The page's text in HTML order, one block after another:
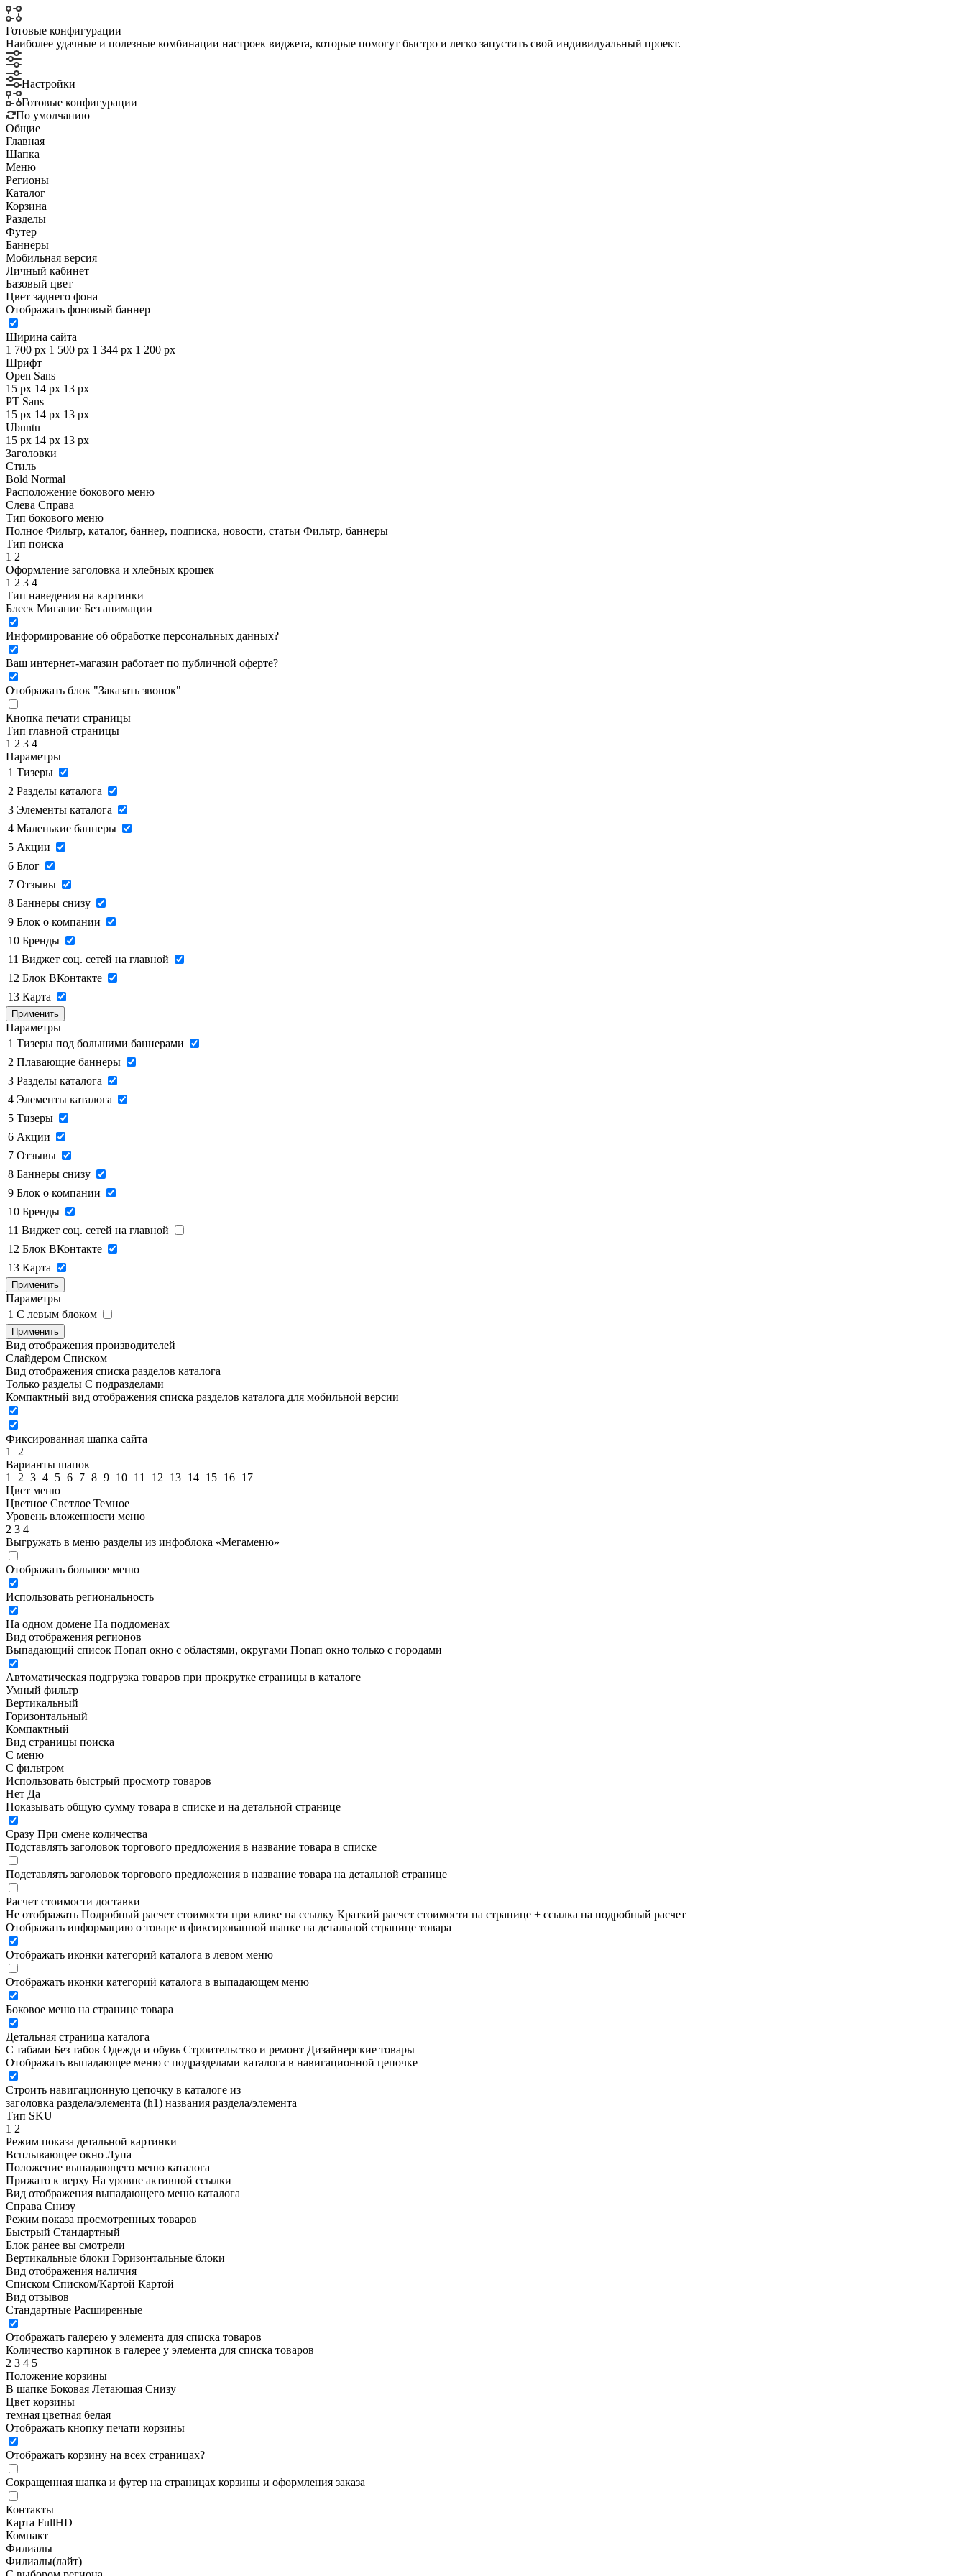
Готовые конфигурации
Наиболее удачные и полезные комбинации настроек виджета, которые помогут быстро и легко запустить свой индивидуальный проект.
Настройки
Готовые конфигурации
По умолчанию
Общие
Главная
Шапка
Меню
Регионы
Каталог
Корзина
Разделы
Футер
Баннеры
Мобильная версия
Личный кабинет
Базовый цвет
Цвет заднего фона
Отображать фоновый баннер
Ширина сайта
1 700 px 1 500 px 1 344 px 1 200 px
Шрифт
Open Sans
15 px 14 px 13 px
PT Sans
15 px 14 px 13 px
Ubuntu
15 px 14 px 13 px
Заголовки
Стиль
Bold Normal
Расположение бокового меню
Слева Справа
Тип бокового меню
Полное Фильтр, каталог, баннер, подписка, новости, статьи Фильтр, баннеры
Тип поиска
1 2
Оформление заголовка и хлебных крошек
1 2 3 4
Тип наведения на картинки
Блеск Мигание Без анимации
Информирование об обработке персональных данных?
Ваш интернет-магазин работает по публичной оферте?
Отображать блок "Заказать звонок"
Кнопка печати страницы
Тип главной страницы
1 2 3 4
Параметры
1 Тизеры
2 Разделы каталога
3 Элементы каталога
4 Маленькие баннеры
5 Акции
6 Блог
7 Отзывы
8 Баннеры снизу
9 Блок о компании
10 Бренды
11 Виджет соц. сетей на главной
12 Блок ВКонтакте
13 Карта
Применить
Параметры
1 Тизеры под большими баннерами
2 Плавающие баннеры
3 Разделы каталога
4 Элементы каталога
5 Тизеры
6 Акции
7 Отзывы
8 Баннеры снизу
9 Блок о компании
10 Бренды
11 Виджет соц. сетей на главной
12 Блок ВКонтакте
13 Карта
Применить
Параметры
1 C левым блоком
Применить
Вид отображения производителей
Слайдером Списком
Вид отображения списка разделов каталога
Только разделы С подразделами
Компактный вид отображения списка разделов каталога для мобильной версии
Фиксированная шапка сайта
1
2
Варианты шапок
1
2 3 4 5 6 7 8 9 10 11 12 13 14 15 16 17
Цвет меню
Цветное Светлое Темное
Уровень вложенности меню
2 3 4
Выгружать в меню разделы из инфоблока «Мегаменю»
Отображать большое меню
Использовать региональность
На одном домене На поддоменах
Вид отображения регионов
Выпадающий список Попап окно c областями, округами Попап окно только с городами
Автоматическая подгрузка товаров при прокрутке страницы в каталоге
Умный фильтр
Вертикальный
Горизонтальный
Компактный
Вид страницы поиска
С меню
С фильтром
Использовать быстрый просмотр товаров
Нет Да
Показывать общую сумму товара в списке и на детальной странице
Сразу При смене количества
Подставлять заголовок торгового предложения в название товара в списке
Подставлять заголовок торгового предложения в название товара на детальной странице
Расчет стоимости доставки
Не отображать Подробный расчет стоимости при клике на ссылку Краткий расчет стоимости на странице + ссылка на подробный расчет
Отображать информацию о товаре в фиксированной шапке на детальной странице товара
Отображать иконки категорий каталога в левом меню
Отображать иконки категорий каталога в выпадающем меню
Боковое меню на странице товара
Детальная страница каталога
С табами Без табов Одежда и обувь Строительство и ремонт Дизайнерские товары
Отображать выпадающее меню с подразделами каталога в навигационной цепочке
Строить навигационную цепочку в каталоге из
заголовка раздела/элемента (h1) названия раздела/элемента
Тип SKU
1 2
Режим показа детальной картинки
Всплывающее окно Лупа
Положение выпадающего меню каталога
Прижато к верху На уровне активной ссылки
Вид отображения выпадающего меню каталога
Справа Снизу
Режим показа просмотренных товаров
Быстрый Стандартный
Блок ранее вы смотрели
Вертикальные блоки Горизонтальные блоки
Вид отображения наличия
Списком Списком/Картой Картой
Вид отзывов
Стандартные Расширенные
Отображать галерею у элемента для списка товаров
Количество картинок в галерее у элемента для списка товаров
2 3 4 5
Положение корзины
В шапке Боковая Летающая Снизу
Цвет корзины
темная цветная белая
Отображать кнопку печати корзины
Отображать корзину на всех страницах?
Сокращенная шапка и футер на страницах корзины и оформления заказа
Контакты
Карта FullHD
Компакт
Филиалы
Филиалы(лайт)